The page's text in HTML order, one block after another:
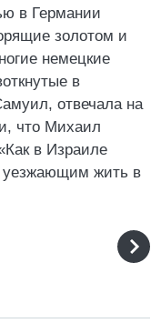
в Германии
золотом и
немецкие
в
отвечала на
что Михаил
в Израиле
уезжающим жить в